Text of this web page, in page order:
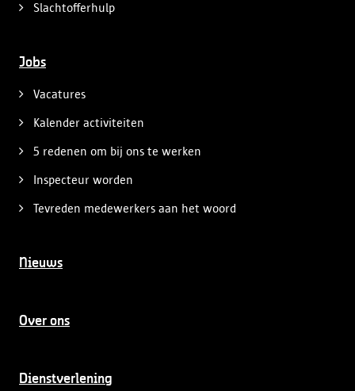
Slachtofferhulp
Jobs
Vacatures
Kalender activiteiten
5 redenen om bij ons te werken
Inspecteur worden
Tevreden medewerkers aan het woord
Nieuws
Over ons
Dienstverlening